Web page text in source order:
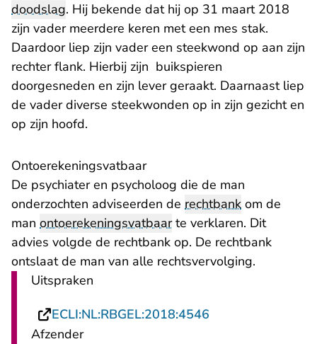
doodslag. Hij bekende dat hij op 31 maart 2018
zijn vader meerdere keren met een mes stak.
Daardoor liep zijn vader een steekwond op aan zijn
rechter flank. Hierbij zijn buikspieren
doorgesneden en zijn lever geraakt. Daarnaast liep
de vader diverse steekwonden op in zijn gezicht en
op zijn hoofd.
Ontoerekeningsvatbaar
De psychiater en psycholoog die de man
onderzochten adviseerden de rechtbank om de
man ontoerekeningsvatbaarte verklaren. Dit
advies volgde de rechtbank op. De rechtbank
ontslaat de man van alle rechtsvervolging.
Uitspraken
ECLI:NL:RBGEL:2018:4546
Afzender